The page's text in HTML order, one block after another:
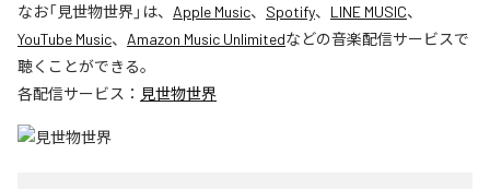
なお「見世物世界」は、 Apple Music、 Spotify、 LINE MUSIC、
YouTube Music、 Amazon Music Unlimitedなどの音楽配信サービスで
聴くことができる。
各配信サービス： 見世物世界